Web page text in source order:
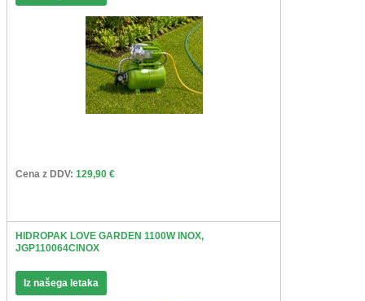
Cena z DDV: 129,90 €
HIDROPAK LOVE GARDEN 1100W INOX,
JGP110064CINOX
Iz našega letaka